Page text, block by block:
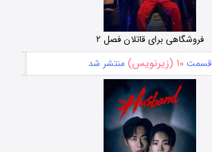
فروشگاهی برای قاتلان فصل ۲
قسمت۱۰ (زیرنویس) منتشر شد